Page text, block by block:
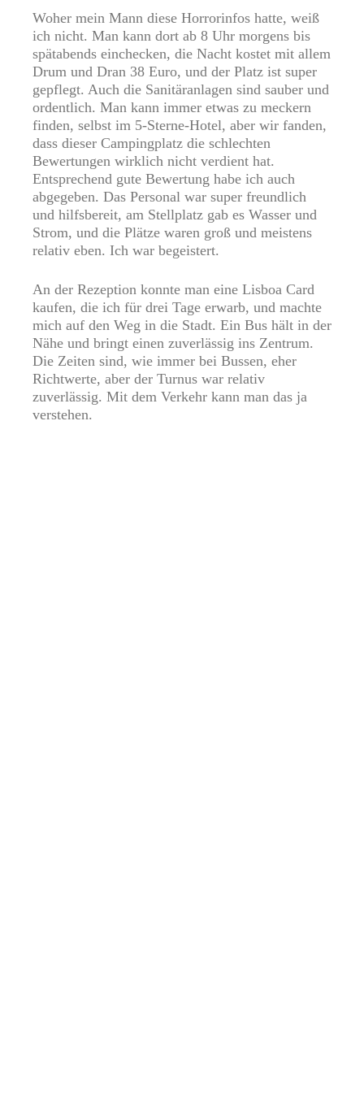
Woher mein Mann diese Horrorinfos hatte, weiß
ich nicht. Man kann dort ab 8 Uhr morgens bis
spätabends einchecken, die Nacht kostet mit allem
Drum und Dran 38 Euro, und der Platz ist super
gepflegt. Auch die Sanitäranlagen sind sauber und
ordentlich. Man kann immer etwas zu meckern
finden, selbst im 5-Sterne-Hotel, aber wir fanden,
dass dieser Campingplatz die schlechten
Bewertungen wirklich nicht verdient hat.
Entsprechend gute Bewertung habe ich auch
abgegeben. Das Personal war super freundlich
und hilfsbereit, am Stellplatz gab es Wasser und
Strom, und die Plätze waren groß und meistens
relativ eben. Ich war begeistert.
An der Rezeption konnte man eine Lisboa Card
kaufen, die ich für drei Tage erwarb, und machte
mich auf den Weg in die Stadt. Ein Bus hält in der
Nähe und bringt einen zuverlässig ins Zentrum.
Die Zeiten sind, wie immer bei Bussen, eher
Richtwerte, aber der Turnus war relativ
zuverlässig. Mit dem Verkehr kann man das ja
verstehen.